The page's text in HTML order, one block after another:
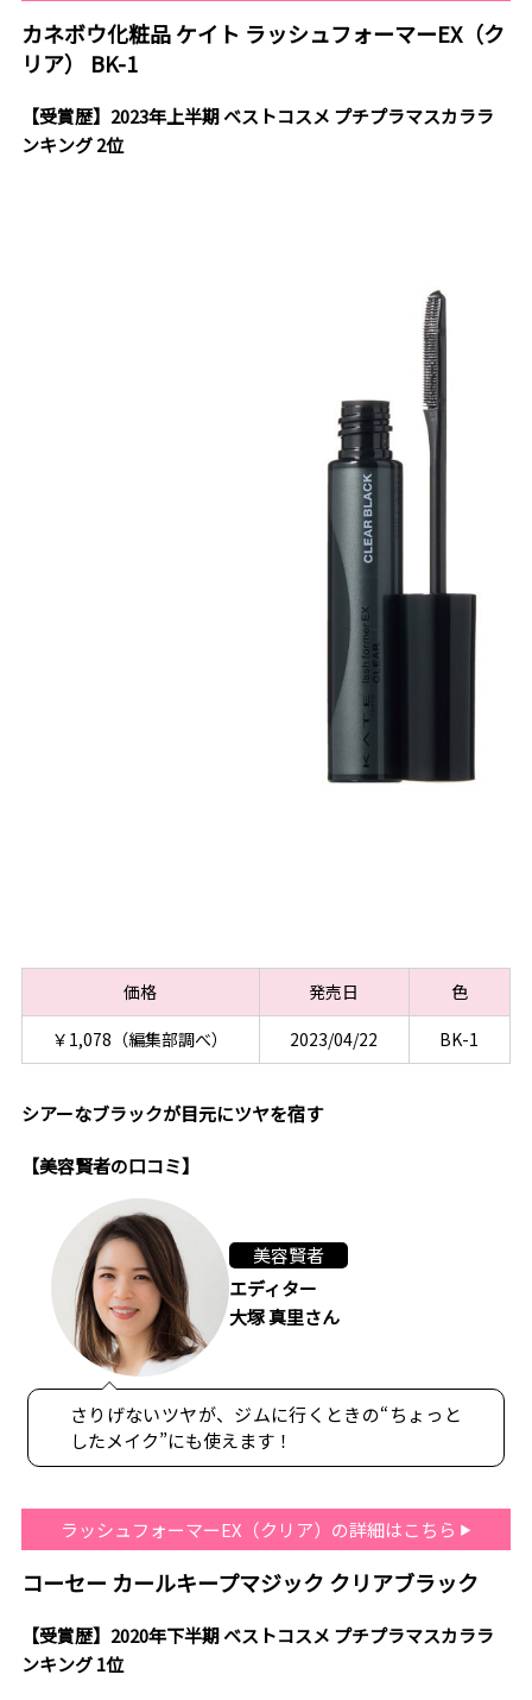
カネボウ化粧品 ケイト ラッシュフォーマーEX（ク
リア） BK-1
【受賞歴】2023年上半期 ベストコスメ プチプラマスカララ
ンキング 2位
価格 発売日
色
￥1,078（編集部調べ）
2023/04/22 BK-1
シアーなブラックが目元にツヤを宿す
【美容賢者の口コミ】
美容賢者
エディター
大塚 真里さん
さりげないツヤが、ジムに行くときの“ちょっと
したメイク”にも使えます！
ラッシュフォーマーEX（クリア）の詳細はこちら
コーセー カールキープマジック クリアブラック
【受賞歴】2020年下半期 ベストコスメ プチプラマスカララ
ンキング 1位